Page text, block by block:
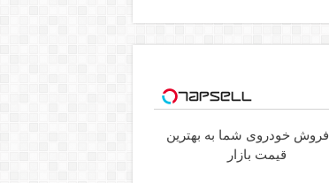
فروش خودروی شما به بهترین
قیمت بازار